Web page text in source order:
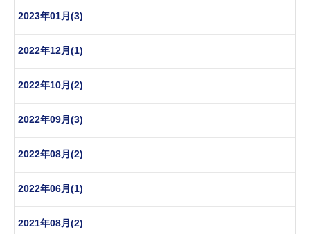
2023年01月(3)
2022年12月(1)
2022年10月(2)
2022年09月(3)
2022年08月(2)
2022年06月(1)
2021年08月(2)